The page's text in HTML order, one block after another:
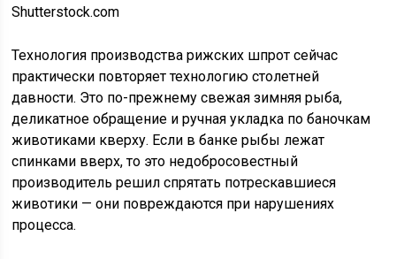
Shutterstock.com
Технология производства рижских шпрот сейчас
практически повторяет технологию столетней
давности. Это по-прежнему свежая зимняя рыба,
деликатное обращение и ручная укладка по баночкам
животиками кверху. Если в банке рыбы лежат
спинками вверх, то это недобросовестный
производитель решил спрятать потрескавшиеся
животики — они повреждаются при нарушениях
процесса.